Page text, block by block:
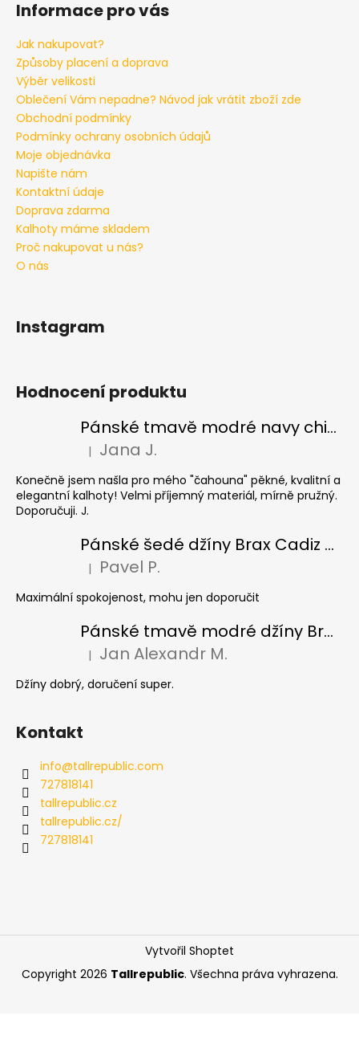
Informace pro vás
Jak nakupovat?
Způsoby placení a doprava
Výběr velikosti
Oblečení Vám nepadne? Návod jak vrátit zboží zde
Obchodní podmínky
Podmínky ochrany osobních údajů
Moje objednávka
Napište nám
Kontaktní údaje
Doprava zdarma
Kalhoty máme skladem
Proč nakupovat u nás?
O nás
Instagram
Hodnocení produktu
Pánské tmavě modré navy chinos Ed Baxter, prodloužené
Hodnocení produktu je 5 z 5 hvězdiček.
| Jana J.
Konečně jsem našla pro mého "čahouna" pěkné, kvalitní a
elegantní kalhoty! Velmi příjemný materiál, mírně pružný.
Doporučuji. J.
Pánské šedé džíny Brax Cadiz Grey smoke, prodloužené
Hodnocení produktu je 5 z 5 hvězdiček.
| Pavel P.
Maximální spokojenost, mohu jen doporučit
Pánské tmavě modré džíny Brax Cadiz Dark blue, prodloužené
Hodnocení produktu je 5 z 5 hvězdiček.
| Jan Alexandr M.
Džíny dobrý, doručení super.
Kontakt
info@tallrepublic.com
727818141
tallrepublic.cz
tallrepublic.cz/
727818141
Vytvořil Shoptet
Copyright 2026 Tallrepublic. Všechna práva vyhrazena.